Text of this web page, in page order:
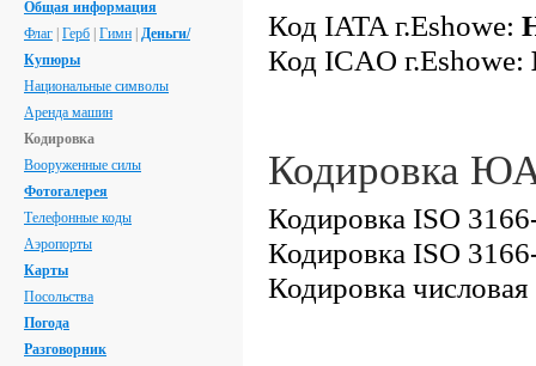
Общая информация
Флаг Герб Гимн Деньги/
Купюры
Национальные символы
Аренда машин
Кодировка
Вооруженные силы
Фотогалерея
Телефонные коды
Аэропорты
Карты
Посольства
Погода
Разговорник
Код IATA г.Eshowe:
Код ICAO г.Eshowe:
Кодировка
Кодировка ISO
Кодировка ISO
Кодировка